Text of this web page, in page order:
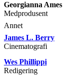
Georgianna Ames
Medprodusent
Annet
James L. Berry
Cinematografi
Wes Phillippi
Redigering